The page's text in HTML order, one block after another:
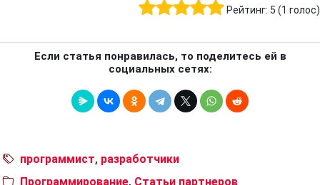
Рейтинг: 5 (1 голос)
Если статья понравилась, то поделитесь ей в
социальных сетях:
программист, разработчики
Программирование, Статьи партнеров